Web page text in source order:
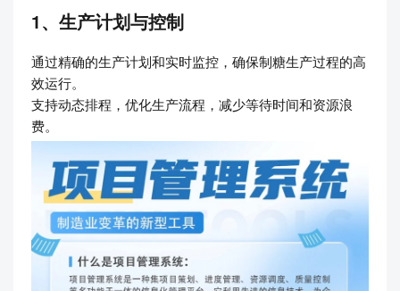
1、生产计划与控制
通过精确的生产计划和实时监控，确保制糖生产过程的高
效运行。
支持动态排程，优化生产流程，减少等待时间和资源浪
费。